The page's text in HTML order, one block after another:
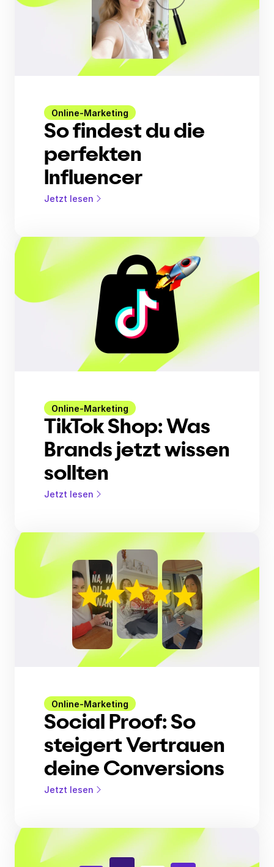
Online-Marketing
So findest du die
perfekten
Influencer
Jetzt lesen
Online-Marketing
TikTok Shop: Was
Brands jetzt wissen
sollten
Jetzt lesen
Online-Marketing
Social Proof: So
steigert Vertrauen
deine Conversions
Jetzt lesen